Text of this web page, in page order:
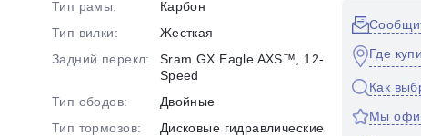
Тип рамы:
Карбон
Тип вилки:
Жесткая
Задний перекл:
Sram GX Eagle AXS™, 12-
Speed
Тип ободов:
Двойные
Тип тормозов:
Дисковые гидравлические
Где
Как
Мы